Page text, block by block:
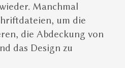
Manchmal
um die
die Abdeckung von
das Design zu